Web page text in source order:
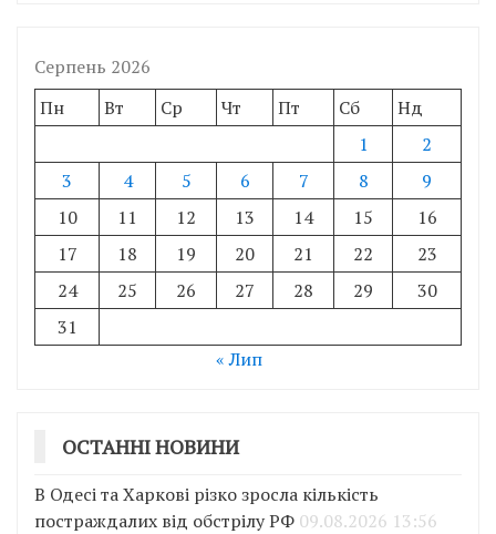
Серпень 2026
Пн
Вт Ср Чт Пт Сб
Нд
1
2
3
4 5 6 7 8
9
10
11 12 13 14 15
16
17
18 19 20 21 22
23
24
25 26 27 28 29
30
31
« Лип
ОСТАННІ НОВИНИ
В Одесі та Харкові різко зросла кількість
постраждалих від обстрілу РФ 09.08.2026 13:56